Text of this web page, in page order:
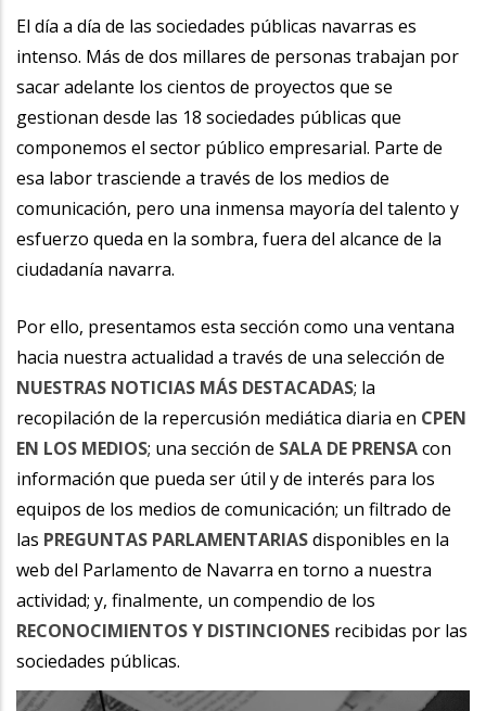
la
navegación
El día a día de las sociedades públicas navarras es
intenso. Más de dos millares de personas trabajan por
sacar adelante los cientos de proyectos que se
gestionan desde las 18 sociedades públicas que
componemos el sector público empresarial. Parte de
esa labor trasciende a través de los medios de
comunicación, pero una inmensa mayoría del talento y
esfuerzo queda en la sombra, fuera del alcance de la
ciudadanía navarra.
Por ello, presentamos esta sección como una ventana
hacia nuestra actualidad a través de una selección de
NUESTRAS NOTICIAS MÁS DESTACADAS; la
recopilación de la repercusión mediática diaria en CPEN
EN LOS MEDIOS; una sección de SALA DE PRENSAcon
información que pueda ser útil y de interés para los
equipos de los medios de comunicación; un filtrado de
las PREGUNTAS PARLAMENTARIASdisponibles en la
web del Parlamento de Navarra en torno a nuestra
actividad; y, finalmente, un compendio de los
RECONOCIMIENTOS Y DISTINCIONES recibidas por las
sociedades públicas.